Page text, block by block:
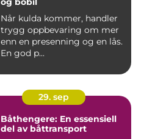
Når kulda kommer, handler
trygg oppbevaring om mer
enn en presenning og en lås.
En god p...
29. sep
Båthengere: En essensiell
del av båttransport